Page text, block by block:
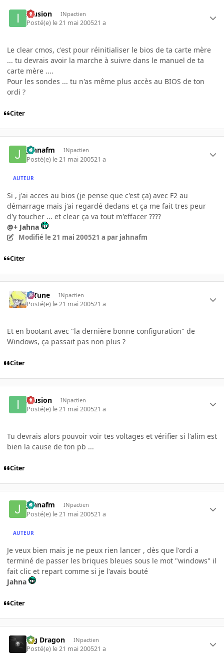
Illusion INpactien
Posté(e) le 21 mai 200521 a
Le clear cmos, c'est pour réinitialiser le bios de ta carte mère
... tu devrais avoir la marche à suivre dans le manuel de ta
carte mère ....
Pour les sondes ... tu n'as même plus accès au BIOS de ton
ordi ?
Citer
jahnafm INpactien
Posté(e) le 21 mai 200521 a
AUTEUR
Si , j'ai acces au bios (je pense que c'est ça) avec F2 au
démarrage mais j'ai regardé dedans et ça me fait tres peur
d'y toucher ... et clear ça va tout m'effacer ????
@+ Jahna
Modifié le 21 mai 200521 a par jahnafm
Citer
D-Tune INpactien
Posté(e) le 21 mai 200521 a
Et en bootant avec "la dernière bonne configuration" de
Windows, ça passait pas non plus ?
Citer
Illusion INpactien
Posté(e) le 21 mai 200521 a
Tu devrais alors pouvoir voir tes voltages et vérifier si l'alim est
bien la cause de ton pb ...
Citer
jahnafm INpactien
Posté(e) le 21 mai 200521 a
AUTEUR
Je veux bien mais je ne peux rien lancer , dès que l'ordi a
terminé de passer les briques bleues sous le mot "windows" il
fait clic et repart comme si je l'avais bouté
Jahna
Citer
Big Dragon INpactien
Posté(e) le 21 mai 200521 a